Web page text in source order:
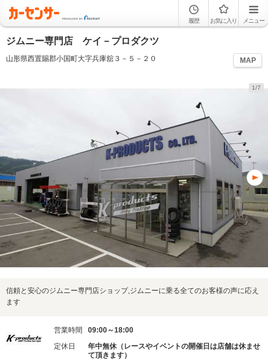
履歴 お気に入り メニュー
ジムニー専門店 ケイ－プロダクツ
山形県西置賜郡小国町大字兵庫舘３－５－２０ MAP
1/7
信頼と安心のジムニー専門店ショップ,ジムニーに乗る全てのお客様の声に応え
ます
営業時間
09:00～18:00
定休日
年中無休（レースやイベントの開催日は店舗は休ませ
て頂きます）